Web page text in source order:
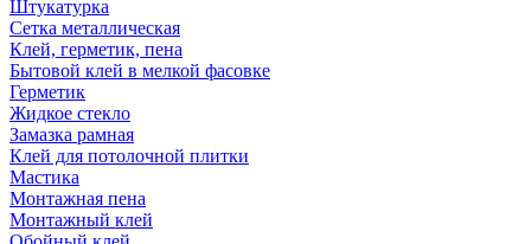
Штукатурка
Сетка металлическая
Клей, герметик, пена
Бытовой клей в мелкой фасовке
Герметик
Жидкое стекло
Замазка рамная
Клей для потолочной плитки
Мастика
Монтажная пена
Монтажный клей